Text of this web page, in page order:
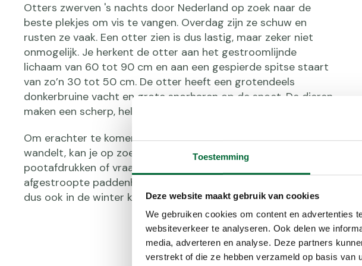
Toestemming
Deze website maakt gebruik van cookies
We gebruiken cookies om content en advertenties
websiteverkeer te analyseren. Ook delen we
media, adverteren en analyse. Deze partners
verstrekt of die ze hebben verzameld op basis van
Otters zwerven 's nachts door Nederland op zoek naar de
beste plekjes om vis te vangen. Overdag zijn ze schuw en
rusten ze vaak. Een otter zien is dus lastig, maar zeker niet
onmogelijk. Je herkent de otter aan het gestroomlijnde
lichaam van 60 tot 90 cm en aan een gespierde spitse staart
van zo’n 30 tot 50 cm. De otter heeft een grotendeels
donkerbruine vacht en grote snorharen op de snoet. De dieren
maken een scherp, helder, fluitend geluid.
Om erachter te komen of een otter in het gebied leeft waar jij
wandelt, kan je op zoek gaan naar sporen zoals uitwerpselen,
pootafdrukken of vraatsporen (vissenkoppen, schalen of
afgestroopte paddenhuiden). De otter houdt geen winterslaap,
dus ook in de winter kan je op zoek gaan naar sporen.